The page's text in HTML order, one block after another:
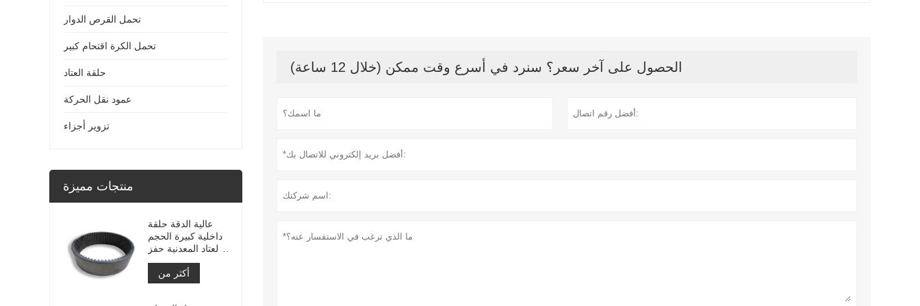
الحصول على آخر سعر؟ سنرد في أسرع وقت ممكن (خلال 12 ساعة)
تحمل القرص الدوار
تحمل الكرة اقتحام كبير
حلقة العتاد
عمود نقل الحركة
تزوير أجزاء
منتجات مميزة
عالية الدقة حلقة
داخلية كبيرة الحجم
والعتاد المعدنية حفز
والعتاد مع معالجة
النيتريد
أكثر من